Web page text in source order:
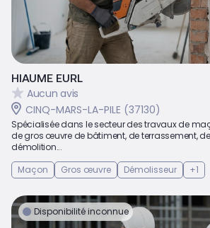
HIAUME EURL
Aucun avis
CINQ-MARS-LA-PILE (37130)
Spécialisée dans le secteur des travaux de
de gros œuvre de bâtiment, de terrassement,
démolition...
Maçon
Gros œuvre Démolisseur +1
Disponibilité inconnue